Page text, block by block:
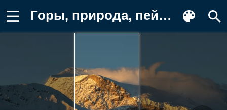
Горы, природа, пейзаж, снег, облака Картинка для телефона